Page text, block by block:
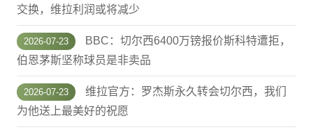
交换，维拉利润或将减少
2026-07-23
BBC：切尔西6400万镑报价斯科特遭拒，
伯恩茅斯坚称球员是非卖品
2026-07-23
维拉官方：罗杰斯永久转会切尔西，我们
为他送上最美好的祝愿